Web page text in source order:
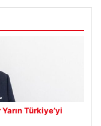
Türkiye’yi